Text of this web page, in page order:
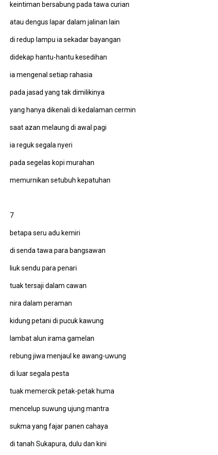
keintiman bersabung pada tawa curian
atau dengus lapar dalam jalinan lain
di redup lampu ia sekadar bayangan
didekap hantu-hantu kesedihan
ia mengenal setiap rahasia
pada jasad yang tak dimilikinya
yang hanya dikenali di kedalaman cermin
saat azan melaung di awal pagi
ia reguk segala nyeri
pada segelas kopi murahan
memurnikan setubuh kepatuhan
7
betapa seru adu kemiri
di senda tawa para bangsawan
liuk sendu para penari
tuak tersaji dalam cawan
nira dalam peraman
kidung petani di pucuk kawung
lambat alun irama gamelan
rebung jiwa menjaul ke awang-uwung
di luar segala pesta
tuak memercik petak-petak huma
mencelup suwung ujung mantra
sukma yang fajar panen cahaya
di tanah Sukapura, dulu dan kini